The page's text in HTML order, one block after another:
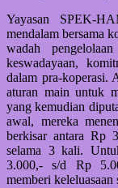
Yayasan SPEK-
mendalam bersama
wadah
keswadayaan,
dalam pra-koperasi.
aturan main untuk
yang kemudian
awal, mereka
berkisar antara Rp
selama 3 kali.
3.000,- s/d Rp
memberi